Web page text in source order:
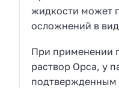
жидкости может
осложнений в
При применении
раствор Орса, у
подтвержденным